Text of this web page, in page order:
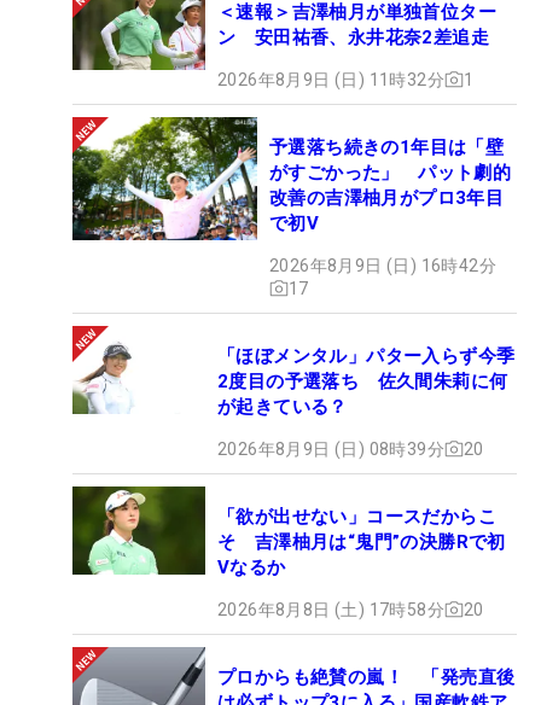
＜速報＞吉澤柚月が単独首位ター
ン 安田祐香、永井花奈2差追走
2026年8月9日 (日) 11時32分 1
予選落ち続きの1年目は「壁
がすごかった」 パット劇的
改善の吉澤柚月がプロ3年目
で初V
2026年8月9日 (日) 16時42分
17
「ほぼメンタル」パター入らず今季
2度目の予選落ち 佐久間朱莉に何
が起きている？
2026年8月9日 (日) 08時39分 20
「欲が出せない」コースだからこ
そ 吉澤柚月は“鬼門”の決勝Rで初
Vなるか
2026年8月8日 (土) 17時58分 20
プロからも絶賛の嵐！ 「発売直後